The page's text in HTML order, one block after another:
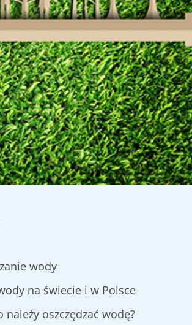
wody
na świecie i w Polsce
należy oszczędzać wodę?